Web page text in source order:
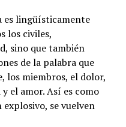
lingüísticamente
los civiles,
sino que también
de la palabra que
los miembros, el dolor,
el amor. Así es como
explosivo, se vuelven